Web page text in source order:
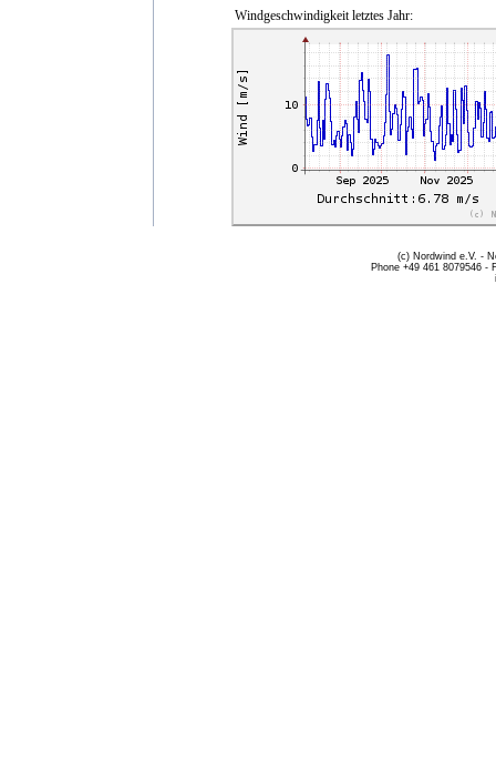
Windgeschwindigkeit letztes Jahr:
(c) Nordwind e.V. -
Phone +49 461 8079546 -